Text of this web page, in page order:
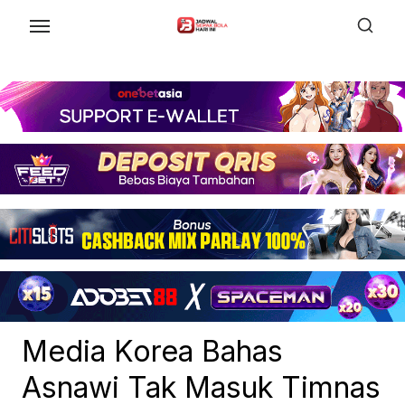
content
Media Korea Bahas
Asnawi Tak Masuk Timnas